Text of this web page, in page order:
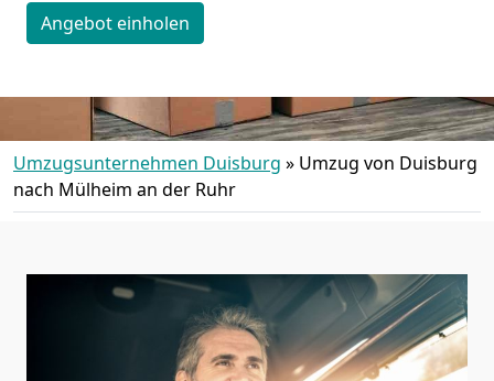
Angebot einholen
Umzugsunternehmen Duisburg » Umzug von Duisburg
nach Mülheim an der Ruhr